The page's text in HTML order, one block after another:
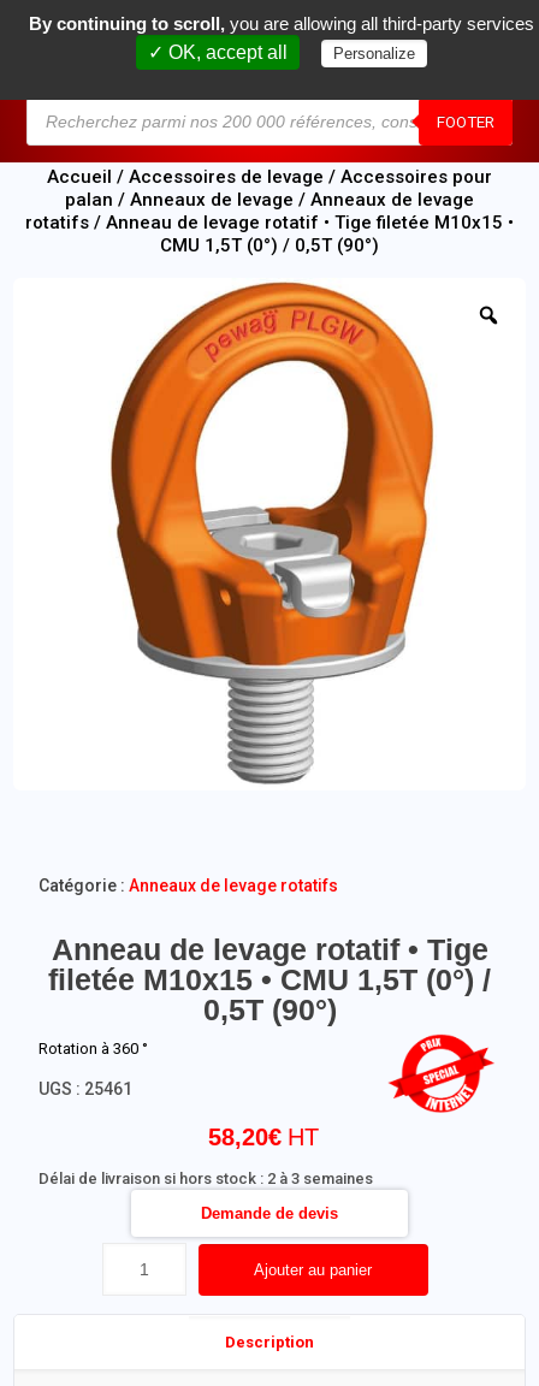
FOOTER
0
Accueil / Accessoires de levage / Accessoires pour
palan / Anneaux de levage / Anneaux de levage
rotatifs / Anneau de levage rotatif • Tige filetée M10x15 •
CMU 1,5T (0°) / 0,5T (90°)
Anneau de levage rotatif • Tige
filetée M10x15 • CMU 1,5T (0°) /
0,5T (90°)
58,20€
Délai de livraison si hors stock : 2 à 3 semaines
Rotation à 360 °
Ajouter au panier
Demande de devis
UGS : 25461
Catégorie :Anneaux de levage rotatifs
Description
By continuing to scroll, you are allowing all third-party services
✓ OK, accept all
Personalize